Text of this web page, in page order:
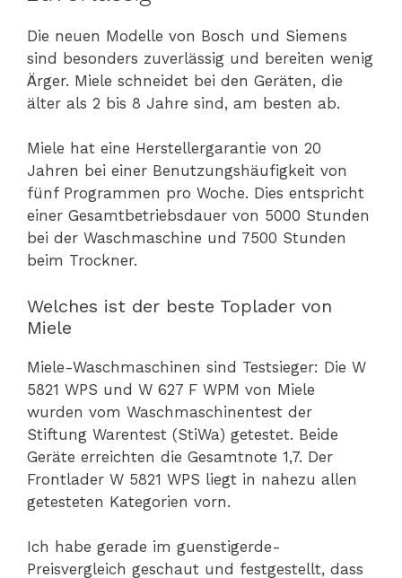
Die neuen Modelle von Bosch und Siemens
sind besonders zuverlässig und bereiten wenig
Ärger. Miele schneidet bei den Geräten, die
älter als 2 bis 8 Jahre sind, am besten ab.
Miele hat eine Herstellergarantie von 20
Jahren bei einer Benutzungshäufigkeit von
fünf Programmen pro Woche. Dies entspricht
einer Gesamtbetriebsdauer von 5000 Stunden
bei der Waschmaschine und 7500 Stunden
beim Trockner.
Welches ist der beste Toplader von
Miele
Miele-Waschmaschinen sind Testsieger: Die W
5821 WPS und W 627 F WPM von Miele
wurden vom Waschmaschinentest der
Stiftung Warentest (StiWa) getestet. Beide
Geräte erreichten die Gesamtnote 1,7. Der
Frontlader W 5821 WPS liegt in nahezu allen
getesteten Kategorien vorn.
Ich habe gerade im guenstigerde-
Preisvergleich geschaut und festgestellt, dass